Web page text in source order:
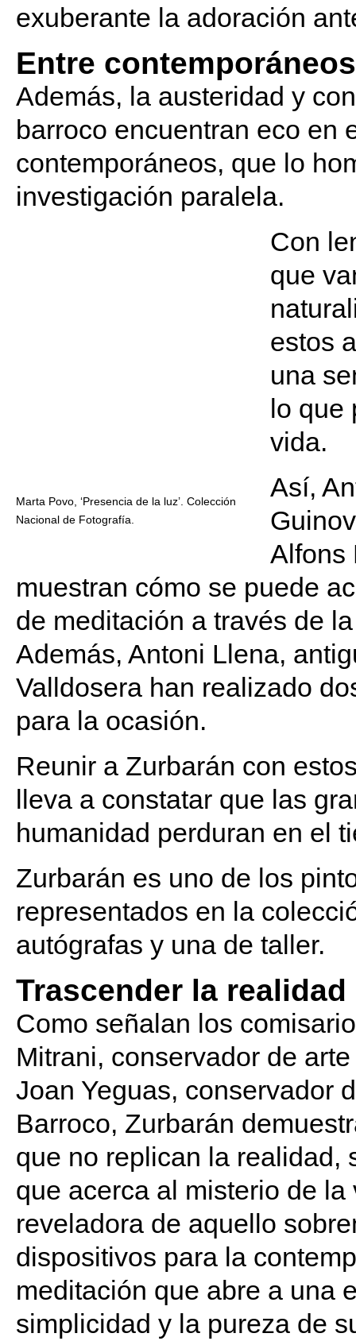
exuberante la adoración
Entre contemporáneos
Además, la austeridad y
barroco encuentran eco en
contemporáneos, que lo
investigación paralela.
Marta Povo, ‘Presencia de la luz’. Colección
Nacional de Fotografía.
Con
que
estos
una
lo que
vida.
Así,
Alfons
muestran cómo se puede
de meditación a través de
Además, Antoni Llena,
Valldosera han realizado
para la ocasión.
Reunir a Zurbarán con
lleva a constatar que las
humanidad perduran en el
Zurbarán es uno de los
representados en la
autógrafas y una de taller.
Trascender la realidad
Como señalan los
Mitrani, conservador de
Joan Yeguas, conservador
Barroco, Zurbarán
que no replican la realidad,
que acerca al misterio de
reveladora de aquello
dispositivos para la
meditación que abre a una
simplicidad y la pureza de